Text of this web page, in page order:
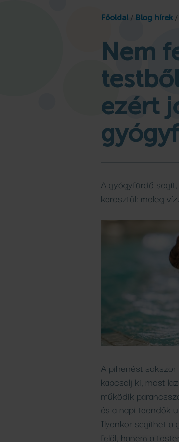
Játszóház
Programok, hírek
Főoldal / Blog hírek /
Nem
ezért
A gyógyfürdő
keresztül: meleg
A pihenést
kapcsolj ki, most
működik
és a napi teendők
Ilyenkor segíthet a
felől, hanem a